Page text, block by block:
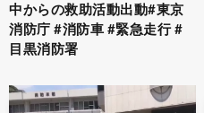
中からの救助活動出動#東京
消防庁 #消防車 #緊急走行 #
目黒消防署